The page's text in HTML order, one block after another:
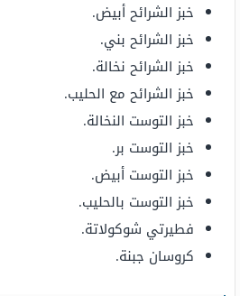
خبز الشرائح أبيض.
خبز الشرائح بني.
خبز الشرائح نخالة.
خبز الشرائح مع الحليب.
خبز التوست النخالة.
خبز التوست بر.
خبز التوست أبيض.
خبز التوست بالحليب.
فطيرتي شوكولاتة.
كروسان جبنة.